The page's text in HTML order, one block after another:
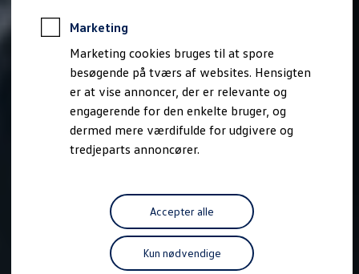
Marketing
Marketing cookies bruges til at spore
besøgende på tværs af websites. Hensigten
er at vise annoncer, der er relevante og
engagerende for den enkelte bruger, og
dermed mere værdifulde for udgivere og
tredjeparts annoncører.
Accepter alle
Kun nødvendige
Servicefordele
Digitale ekstrafunktioner
Se tjenesterne til din model
Volkswagen-apps, login og shop
Forbind mobiltelefonen med bilen
Opdateringer til software, kort og radio
Fleet Interface Data
MinVolkswagen
Digital instruktionsbog
Tilbehør
Fordele ved at vælge autoriseret værksted til din
Om Volkswagen
Nyheder
Tilmeld nyhedsbrev
Pressemeddelser
Kalenderbillede